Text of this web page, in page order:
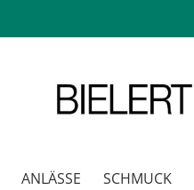
ANLÄSSE SCHMUCK